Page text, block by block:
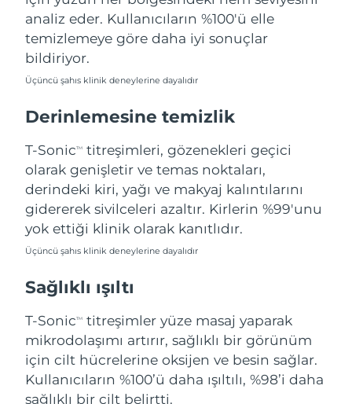
analiz eder. Kullanıcıların %100'ü elle
temizlemeye göre daha iyi sonuçlar
bildiriyor.
Üçüncü şahıs klinik deneylerine dayalıdır
Derinlemesine temizlik
T-SonicTM
titreşimleri, gözenekleri geçici
olarak genişletir ve temas noktaları,
derindeki kiri, yağı ve makyaj kalıntılarını
gidererek sivilceleri azaltır. Kirlerin %99'unu
yok ettiği klinik olarak kanıtlıdır.
Üçüncü şahıs klinik deneylerine dayalıdır
Sağlıklı ışıltı
T-SonicTM
titreşimler yüze masaj yaparak
mikrodolaşımı artırır, sağlıklı bir görünüm
için cilt hücrelerine oksijen ve besin sağlar.
Kullanıcıların %100’ü daha ışıltılı, %98’i daha
sağlıklı bir cilt belirtti.
Filipinler Tahmini teslim tarihi
Polonya
Portekiz
Porto Riko Tahmini teslim tarihi
Katar Tahmini teslim tarihi
Reunion Tahmini teslim tarihi
Romanya Tahmini teslim tarihi
Suudi Arabistan
Singapur Tahmini teslim tarihi 8/13/26
Slovakya Tahmini teslim tarihi8/11/26